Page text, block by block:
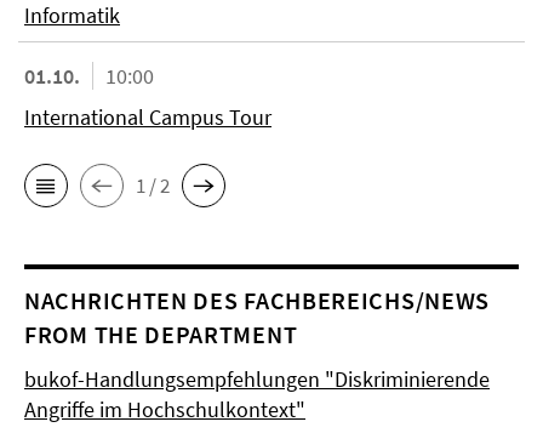
Informatik
01.10.
10:00
International Campus Tour
1 / 2
NACHRICHTEN DES FACHBEREICHS/NEWS
FROM THE DEPARTMENT
bukof-Handlungsempfehlungen "Diskriminierende
Angriffe im Hochschulkontext"